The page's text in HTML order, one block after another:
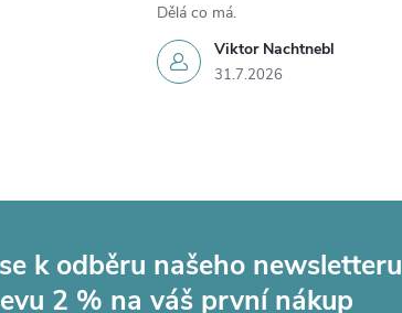
Viktor Nachtnebl
31.7.2026
Dělá co má.
k odběru našeho newsletteru
2 % na váš první nákup